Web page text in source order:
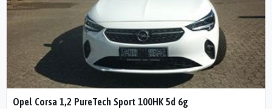
Opel Corsa 1,2 PureTech Sport 100HK 5d 6g